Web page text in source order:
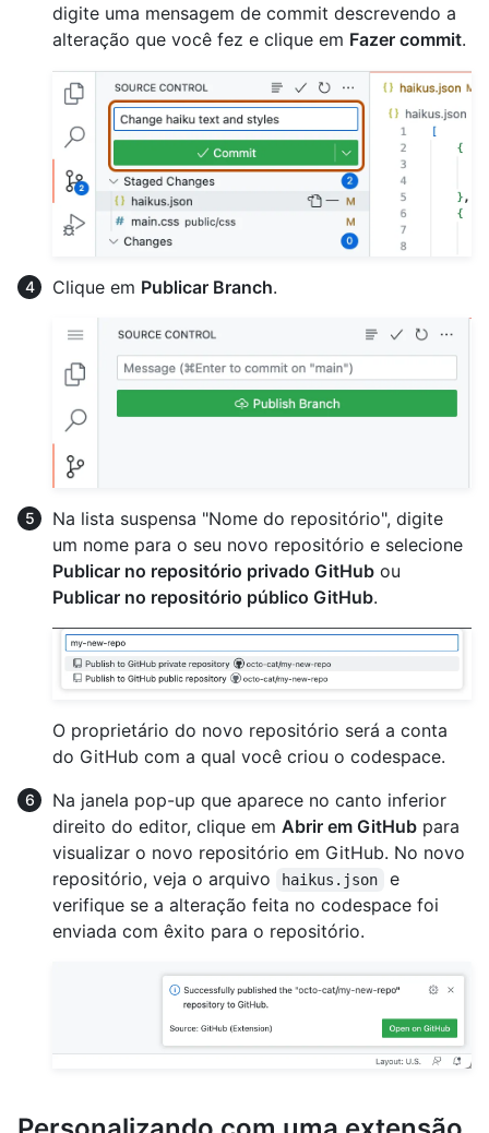
digite uma mensagem de commit descrevendo a
alteração que você fez e clique em Fazer commit.
Clique em Publicar Branch.
Na lista suspensa "Nome do repositório", digite
um nome para o seu novo repositório e selecione
Publicar no repositório privado GitHub ou
Publicar no repositório público GitHub.
O proprietário do novo repositório será a conta
do GitHub com a qual você criou o codespace.
Na janela pop-up que aparece no canto inferior
direito do editor, clique em Abrir em GitHub para
visualizar o novo repositório em GitHub. No novo
repositório, veja o arquivo
haikus.json
e
verifique se a alteração feita no codespace foi
enviada com êxito para o repositório.